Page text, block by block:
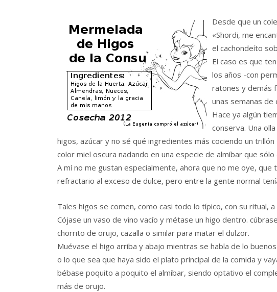
Desde que un
«Shordi, me
el cachondeíto
El caso es que
los años -con
ratones y demás
unas semanas de
Hace ya algún
conserva. Una
higos, azúcar y no sé qué ingredientes más cociendo un
color miel oscura nadando en una especie de almíbar que
A mí no me gustan especialmente, ahora que no me oye,
refractario al exceso de dulce, pero entre la gente normal
Tales higos se comen, como casi todo lo típico, con su ritual, a
Cójase un vaso de vino vacío y métase un higo dentro.
chorrito de orujo, cazalla o similar para matar el dulzor.
Muévase el higo arriba y abajo mientras se habla de lo
o lo que sea que haya sido el plato principal de la comida y
bébase poquito a poquito el almíbar, siendo optativo el
más de orujo.